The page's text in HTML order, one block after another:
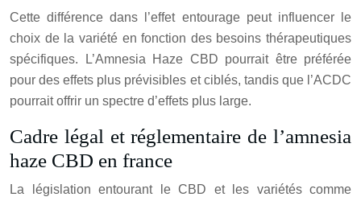
Cette différence dans l’effet entourage peut influencer le
choix de la variété en fonction des besoins thérapeutiques
spécifiques. L’Amnesia Haze CBD pourrait être préférée
pour des effets plus prévisibles et ciblés, tandis que l’ACDC
pourrait offrir un spectre d’effets plus large.
Cadre légal et réglementaire de l’amnesia
haze CBD en france
La législation entourant le CBD et les variétés comme